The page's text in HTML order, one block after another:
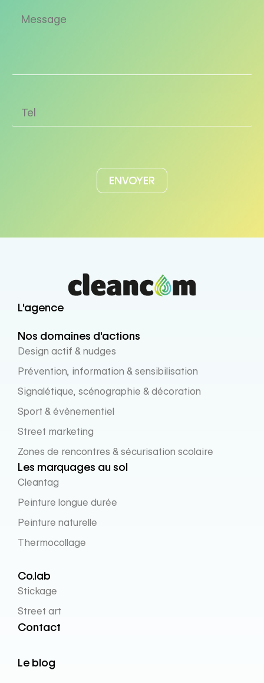
L'agence
Nos domaines d'actions
Design actif & nudges
Prévention, information & sensibilisation
Signalétique, scénographie & décoration
Sport & évènementiel
Street marketing
Zones de rencontres & sécurisation scolaire
Les marquages au sol
Cleantag
Peinture longue durée
Peinture naturelle
Thermocollage
Co.lab
Stickage
Street art
Contact
Le blog